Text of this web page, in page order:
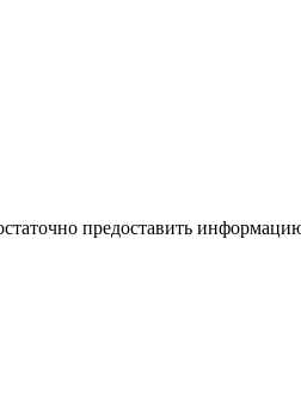
предоставить